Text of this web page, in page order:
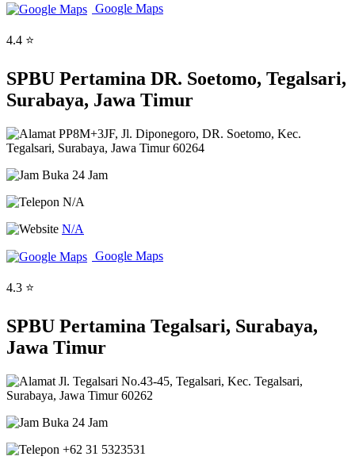
Google Maps
4.4 ⭐
SPBU Pertamina DR. Soetomo, Tegalsari,
Surabaya, Jawa Timur
PP8M+3JF, Jl. Diponegoro, DR. Soetomo, Kec.
Tegalsari, Surabaya, Jawa Timur 60264
Buka 24 Jam
N/A
N/A
Google Maps
4.3 ⭐
SPBU Pertamina Tegalsari, Surabaya,
Jawa Timur
Jl. Tegalsari No.43-45, Tegalsari, Kec. Tegalsari,
Surabaya, Jawa Timur 60262
Buka 24 Jam
+62 31 5323531